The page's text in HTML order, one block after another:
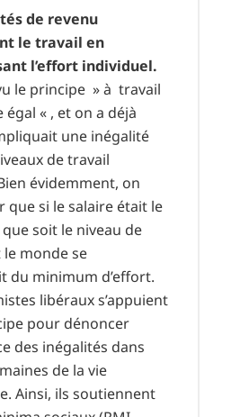
de revenu
le travail en
l’effort individuel.
le principe » à travail
égal « , et on a déjà
une inégalité
de travail
évidemment, on
que si le salaire était le
soit le niveau de
monde se
du minimum d’effort.
libéraux s’appuient
pour dénoncer
des inégalités dans
de la vie
Ainsi, ils soutiennent